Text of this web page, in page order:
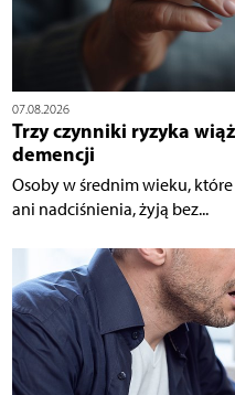
07.08.2026
Trzy czynniki ryzyka
demencji
Osoby w średnim wieku,
ani nadciśnienia, żyją bez...